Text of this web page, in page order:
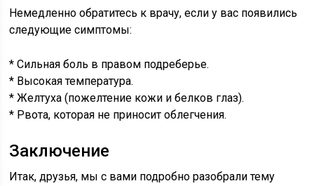
Немедленно обратитесь к врачу, если у вас появились
следующие симптомы:
* Сильная боль в правом подреберье.
* Высокая температура.
* Желтуха (пожелтение кожи и белков глаз).
* Рвота, которая не приносит облегчения.
Заключение
Итак, друзья, мы с вами подробно разобрали тему